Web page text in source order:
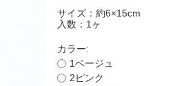
サイズ：約6×15cm
入数：1ヶ
カラー:
1ベージュ
2ピンク